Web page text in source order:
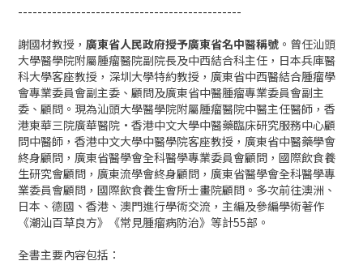
----------------------------------------------
謝國材教授， 廣東省人民政府授予廣東省名中醫稱號 。曾任汕頭
大學醫學院附屬腫瘤醫院副院長及中西結合科主任，日本兵庫醫
科大學客座教授，深圳大學特約教授，廣東省中西醫結合腫瘤學
會專業委員會副主委、顧問及廣東省中醫腫瘤專業委員會副主
委、顧問。現為汕頭大學醫學院附屬腫瘤醫院中醫主任醫師，香
港東華三院廣華醫院·香港中文大學中醫藥臨床研究服務中心顧
問中醫師，香港中文大學中醫學院客座教授，廣東省中醫藥學會
終身顧問，廣東省醫學會全科醫學專業委員會顧問，國際飲食養
生研究會顧問，廣東流學會終身顧問，廣東省醫學會全科醫學專
業委員會顧問，國際飲食養生會所士畫院顧問。多次前往澳洲、
日本、德國、香港、澳門進行學術交流，主編及參編學術著作
《潮汕百草良方》《常見腫瘤病防治》等計55部。
全書主要內容包括：